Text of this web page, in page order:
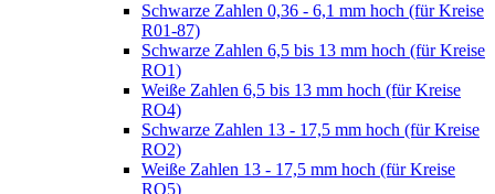
Schwarze Zahlen 0,36 - 6,1 mm hoch (für Kreise
R01-87)
Schwarze Zahlen 6,5 bis 13 mm hoch (für Kreise
RO1)
Weiße Zahlen 6,5 bis 13 mm hoch (für Kreise
RO4)
Schwarze Zahlen 13 - 17,5 mm hoch (für Kreise
RO2)
Weiße Zahlen 13 - 17,5 mm hoch (für Kreise
RO5)